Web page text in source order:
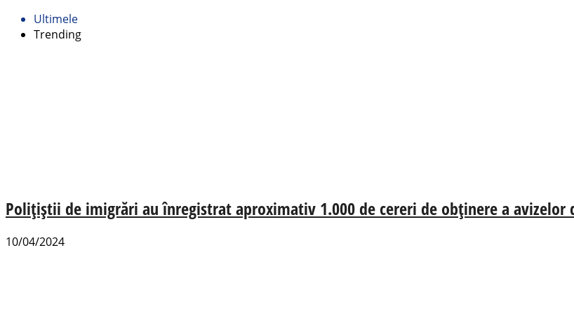
Ultimele
Trending
Polițiștii de imigrări au înregistrat aproximativ 1.000 de cereri de obținere a
10/04/2024